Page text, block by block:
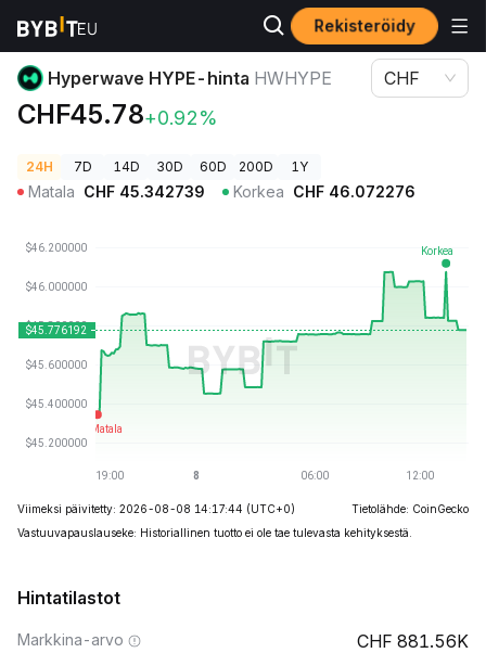
Rekisteröidy
Kryptohinnat Hyperwave HYPE-hinta HWHYPE
Hyperwave HYPE-hinta HWHYPE
CHF45.78+0.92%
CHF
24H 7D 14D 30D 60D 200D 1Y
Matala CHF 45.342739 Korkea CHF 46.072276
Viimeksi päivitetty: 2026-08-08 14:17:44 (UTC+0)
Tietolähde: CoinGecko
Vastuuvapauslauseke: Historiallinen tuotto ei ole tae tulevasta kehityksestä.
Hintatilastot
Markkina-arvo 881.56K